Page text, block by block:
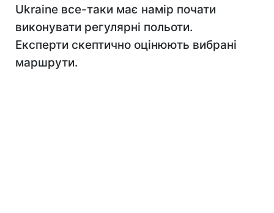
Ukraine все-таки має намір почати
виконувати регулярні польоти.
Експерти скептично оцінюють вибрані
маршрути.